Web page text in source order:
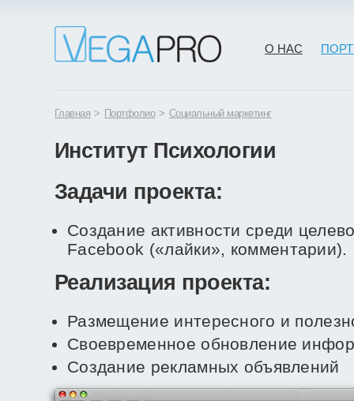
О НАС
Главная > Портфолио > Социальный маркетинг
Институт Психологии
Задачи проекта:
Создание активности среди
Facebook («лайки», комментарии).
Реализация проекта:
Размещение интересного и
Своевременное обновление
Создание рекламных объявлений